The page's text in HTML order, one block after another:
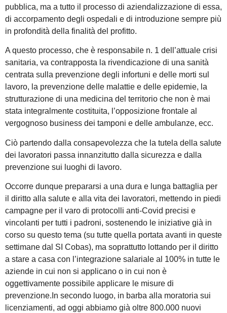
pubblica, ma a tutto il processo di aziendalizzazione di essa,
di accorpamento degli ospedali e di introduzione sempre più
in profondità della finalità del profitto.
A questo processo, che è responsabile n. 1 dell’attuale crisi
sanitaria, va contrapposta la rivendicazione di una sanità
centrata sulla prevenzione degli infortuni e delle morti sul
lavoro, la prevenzione delle malattie e delle epidemie, la
strutturazione di una medicina del territorio che non è mai
stata integralmente costituita, l’opposizione frontale al
vergognoso business dei tamponi e delle ambulanze, ecc.
Ciò partendo dalla consapevolezza che la tutela della salute
dei lavoratori passa innanzitutto dalla sicurezza e dalla
prevenzione sui luoghi di lavoro.
Occorre dunque prepararsi a una dura e lunga battaglia per
il diritto alla salute e alla vita dei lavoratori, mettendo in piedi
campagne per il varo di protocolli anti-Covid precisi e
vincolanti per tutti i padroni, sostenendo le iniziative già in
corso su questo tema (su tutte quella portata avanti in queste
settimane dal SI Cobas), ma soprattutto lottando per il diritto
a stare a casa con l’integrazione salariale al 100% in tutte le
aziende in cui non si applicano o in cui non è
oggettivamente possibile applicare le misure di
prevenzione.In secondo luogo, in barba alla moratoria sui
licenziamenti, ad oggi abbiamo già oltre 800.000 nuovi